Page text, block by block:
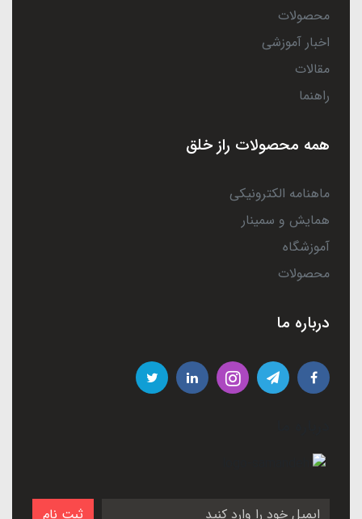
محصولات
اخبار آموزشی
مقالات
راهنما
همه محصولات راز خلق
ماهنامه الکترونیکی
همایش و سمینار
آموزشگاه
محصولات
درباره ما
ثبت نام